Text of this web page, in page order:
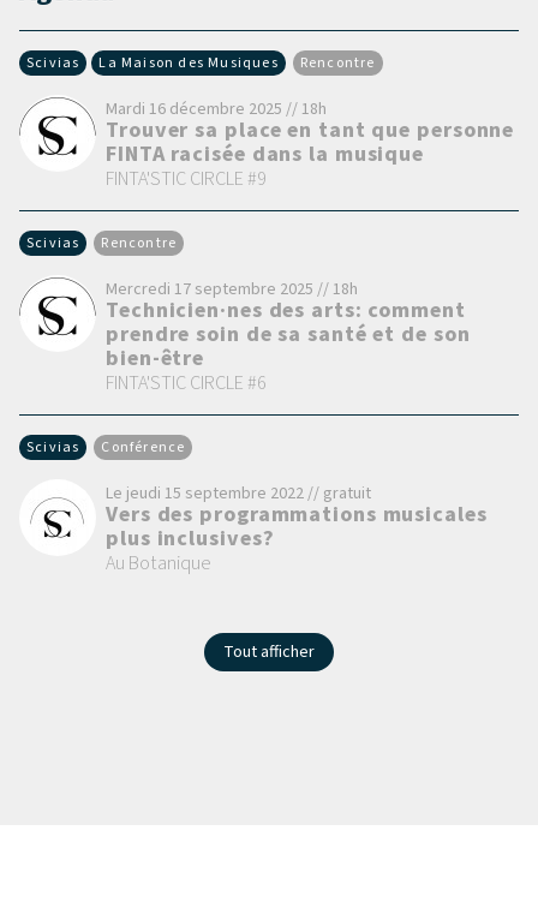
Scivias La Maison des Musiques Rencontre
Mardi 16 décembre 2025 // 18h
Trouver sa place en tant que personne
FINTA racisée dans la musique
FINTA'STIC CIRCLE #9
Scivias Rencontre
Mercredi 17 septembre 2025 // 18h
Technicien·nes des arts: comment
prendre soin de sa santé et de son
bien-être
FINTA'STIC CIRCLE #6
Scivias Conférence
Le jeudi 15 septembre 2022 // gratuit
Vers des programmations musicales
plus inclusives?
Au Botanique
Tout afficher